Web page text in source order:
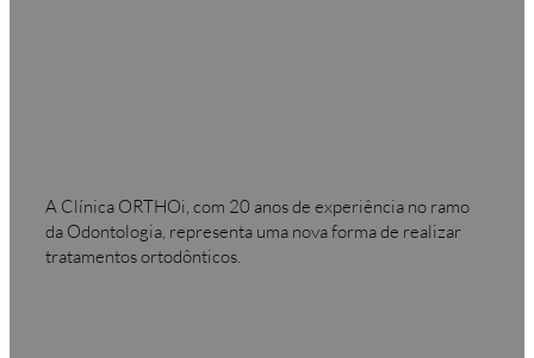
A Clínica ORTHOi, com 20 anos de experiência no ramo
da Odontologia, representa uma nova forma de realizar
tratamentos ortodônticos.